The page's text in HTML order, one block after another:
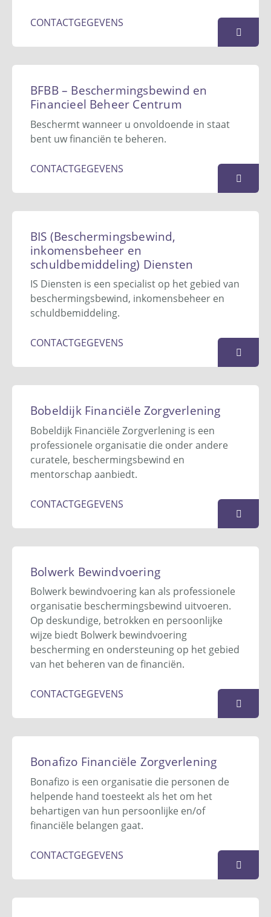
CONTACTGEGEVENS
Postbus 1010
1300 BA Almere
036 – 760 9990
info@bewindvoeringdewending.nl
BFBB – Beschermingsbewind en
Financieel Beheer Centrum
Beschermt wanneer u onvoldoende in staat
bent uw financiën te beheren.
CONTACTGEGEVENS
Financieel Beheer Centrum
Postbus 4
9062 ZH Oentsjerk
058 - 843 71 24
info@bfbb.nl
Website
KAART
BIS (Beschermingsbewind,
inkomensbeheer en
schuldbemiddeling) Diensten
IS Diensten is een specialist op het gebied van
beschermingsbewind, inkomensbeheer en
schuldbemiddeling.
CONTACTGEGEVENS
inkomensbeheer en
schuldbemiddeling) Diensten
Postbus 90240
1006 BE Amsterdam
020 - 260 21 14
Website
KAART
Bobeldijk Financiële Zorgverlening
Bobeldijk Financiële Zorgverlening is een
professionele organisatie die onder andere
curatele, beschermingsbewind en
mentorschap aanbiedt.
CONTACTGEGEVENS
Postbus 361
030 697 77 31
info@bobeldijk.nu
Website
KAART
Bolwerk Bewindvoering
Bolwerk bewindvoering kan als professionele
organisatie beschermingsbewind uitvoeren.
Op deskundige, betrokken en persoonlijke
wijze biedt Bolwerk bewindvoering
bescherming en ondersteuning op het gebied
van het beheren van de financiën.
CONTACTGEGEVENS
Postbus 5179
Capelle aan den IJssel
06 - 4050 7621
contact@bolwerkbewindvoering.nl
Website
KAART
Bonafizo Financiële Zorgverlening
Bonafizo is een organisatie die personen de
helpende hand toesteekt als het om het
behartigen van hun persoonlijke en/of
financiële belangen gaat.
CONTACTGEGEVENS